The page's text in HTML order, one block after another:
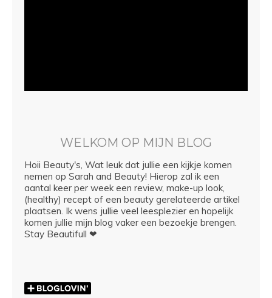
WELKOM OP MIJN BLOG
Hoii Beauty's, Wat leuk dat jullie een kijkje komen
nemen op Sarah and Beauty! Hierop zal ik een
aantal keer per week een review, make-up look,
(healthy) recept of een beauty gerelateerde artikel
plaatsen. Ik wens jullie veel leesplezier en hopelijk
komen jullie mijn blog vaker een bezoekje brengen.
Stay Beautifull ❤